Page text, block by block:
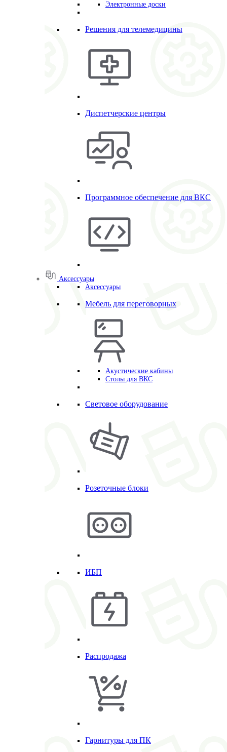
Электронные доски
Решения для телемедицины
Диспетчерские центры
Программное обеспечение для ВКС
Аксессуары
Аксессуары
Мебель для переговорных
Акустические кабины
Столы для ВКС
Световое оборудование
Розеточные блоки
ИБП
Распродажа
Гарнитуры для ПК